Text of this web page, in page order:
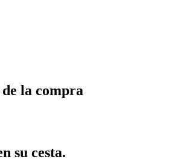
la compra
su cesta.